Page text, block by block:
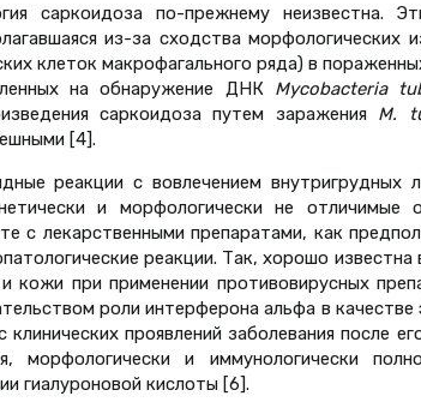
саркоидоза по-прежнему неизвестна.
из-за сходства морфологических
клеток макрофагального ряда) в
на обнаружение ДНК Mycobacteria
саркоидоза путем заражения M.
[4].
реакции с вовлечением внутригрудных
и морфологически не отличимые
с лекарственными препаратами, как
реакции. Так, хорошо
и кожи при применении противовирусных
роли интерферона альфа в
клинических проявлений заболевания после
морфологически и иммунологически
гиалуроновой кислоты [6].